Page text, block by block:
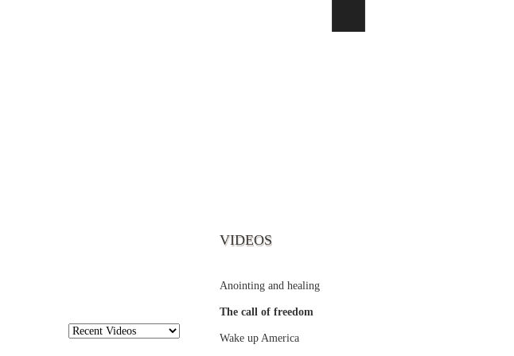
VIDEOS
Anointing and healing
The call of freedom
Wake up America